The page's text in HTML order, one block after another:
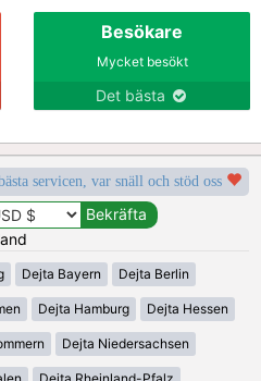
Besökare
Mycket besökt
Det bästa
servicen, var snäll och stöd oss
Dejta Bayern Dejta Berlin
Dejta Hamburg Dejta Hessen
Dejta Niedersachsen